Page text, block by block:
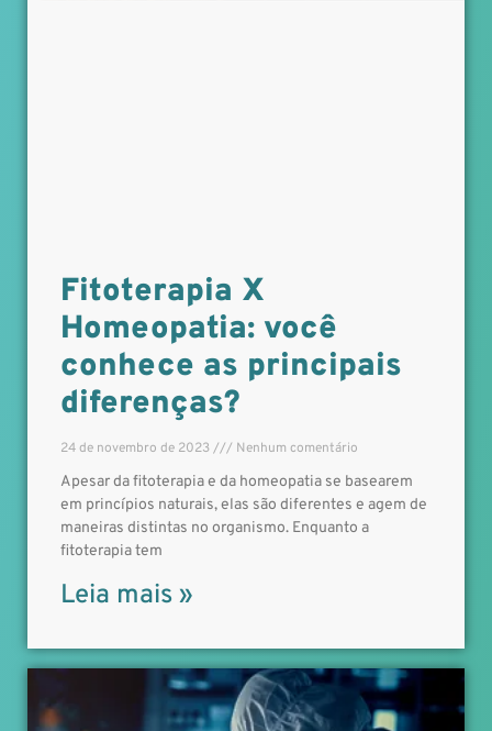
Fitoterapia X
Homeopatia: você
conhece as principais
diferenças?
24 de novembro de 2023 Nenhum comentário
Apesar da fitoterapia e da homeopatia se basearem
em princípios naturais, elas são diferentes e agem de
maneiras distintas no organismo. Enquanto a
fitoterapia tem
Leia mais »